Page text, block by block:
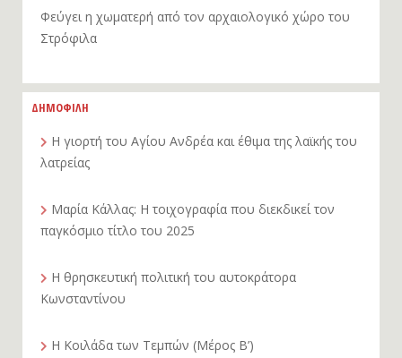
Φεύγει η χωματερή από τον αρχαιολογικό χώρο του
Στρόφιλα
ΔΗΜΟΦΙΛΗ
Η γιορτή του Αγίου Ανδρέα και έθιμα της λαϊκής του
λατρείας
Μαρία Κάλλας: Η τοιχογραφία που διεκδικεί τον
παγκόσμιο τίτλο του 2025
Η θρησκευτική πολιτική του αυτοκράτορα
Κωνσταντίνου
Η Κοιλάδα των Τεμπών (Μέρος Β’)